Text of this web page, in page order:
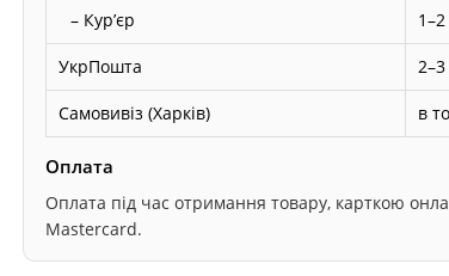
– Курʼєр 1–2
УкрПошта 2–3
Самовивіз (Харків) в
Оплата
Оплата під час отримання товару, карткою
Mastercard.